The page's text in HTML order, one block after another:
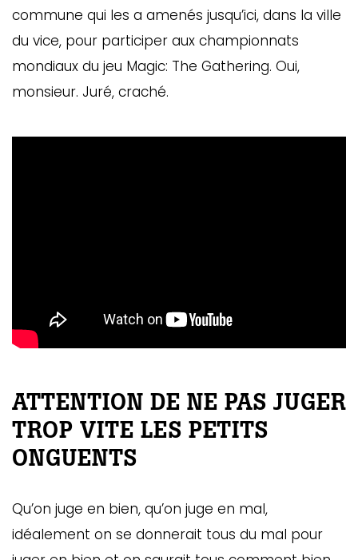
commune qui les a amenés jusqu’ici, dans la ville
du vice, pour participer aux championnats
mondiaux du jeu Magic: The Gathering. Oui,
monsieur. Juré, craché.
ATTENTION DE NE PAS JUGER
TROP VITE LES PETITS
ONGUENTS
Qu’on juge en bien, qu’on juge en mal,
idéalement on se donnerait tous du mal pour